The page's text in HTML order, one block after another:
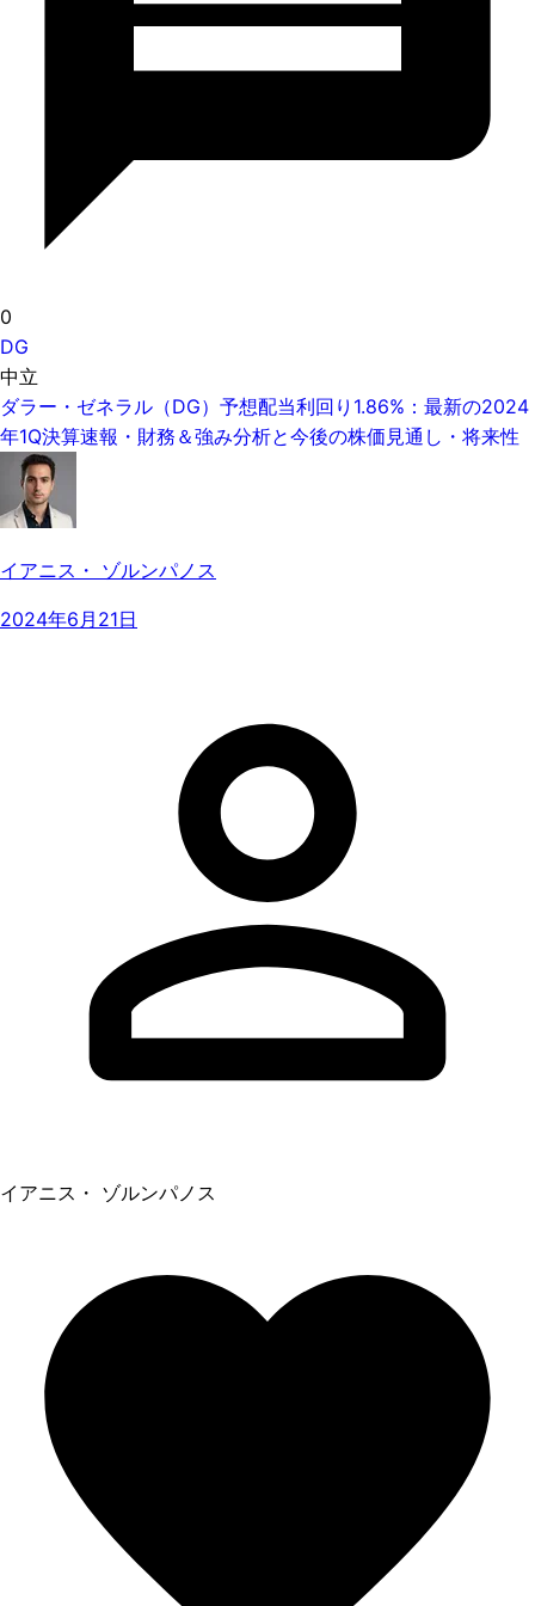
0
DG
中立
ダラー・ゼネラル（DG）予想配当利回り1.86%：最新の2024
年1Q決算速報・財務＆強み分析と今後の株価見通し・将来性
イアニス・ ゾルンパノス
2024年6月21日
イアニス・ ゾルンパノス